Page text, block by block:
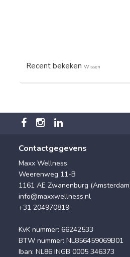
Recent bekeken Wissen
Contactgegevens
Maxx Wellness
Weerenweg 11-B
1161 AE Zwanenburg
info@maxxwellness.nl
+31 204970819
KvK nummer: 66242533
BTW nummer: NL856459069B01
Iban: NL86 INGB 0005 346373